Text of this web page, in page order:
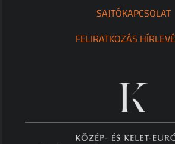
SAJTÓKAPCSOLAT
FELIRATKOZÁS